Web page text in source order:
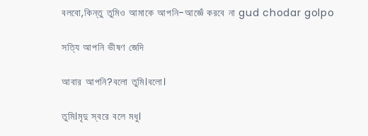
বলবো,কিন্তু তুমিও আমাকে আপনি-আজ্ঞেঁ করবে না gud chodar golpo
সত্যি আপনি ভীষণ জেদি
আবার আপনি?বলো তুমি।বলো।
তুমি।মৃদু স্বরে বলে মধু।